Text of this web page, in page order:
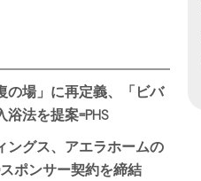
の場」に再定義、「ビバ
法を提案=PHS
ングス、アエラホームの
ポンサー契約を締結